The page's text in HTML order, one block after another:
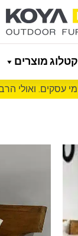
קטלוג מוצרים